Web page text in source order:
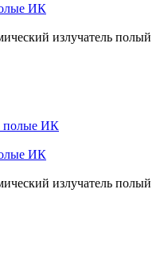
ИК
излучатель полый
ИК
излучатель полый